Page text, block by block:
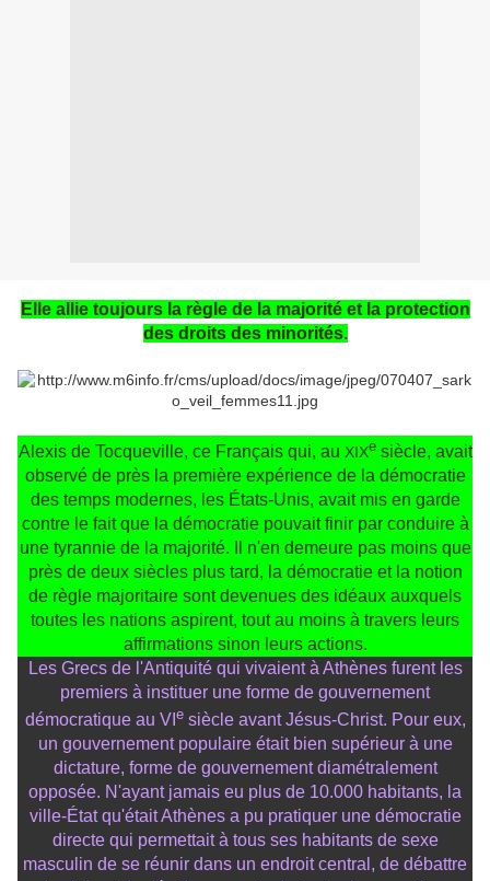
Elle allie toujours la règle de la majorité et la protection
des droits des minorités.
Alexis de Tocqueville, ce Français qui, au XIXesiècle, avait
observé de près la première expérience de la démocratie
des temps modernes, les États-Unis, avait mis en garde
contre le fait que la démocratie pouvait finir par conduire à
une tyrannie de la majorité. Il n'en demeure pas moins que
près de deux siècles plus tard, la démocratie et la notion
de règle majoritaire sont devenues des idéaux auxquels
toutes les nations aspirent, tout au moins à travers leurs
affirmations sinon leurs actions.
Les Grecs de l'Antiquité qui vivaient à Athènes furent les
premiers à instituer une forme de gouvernement
démocratique au VI esiècle avant Jésus-Christ. Pour eux,
un gouvernement populaire était bien supérieur à une
dictature, forme de gouvernement diamétralement
opposée. N'ayant jamais eu plus de 10.000 habitants, la
ville-État qu'était Athènes a pu pratiquer une démocratie
directe qui permettait à tous ses habitants de sexe
masculin de se réunir dans un endroit central, de débattre